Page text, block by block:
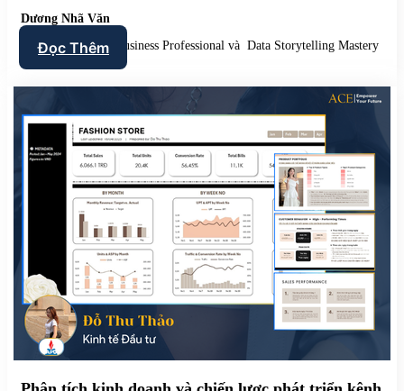
Dương Nhã Văn
Data Analysis For Business Professional và Data Storytelling Mastery
Đọc Thêm